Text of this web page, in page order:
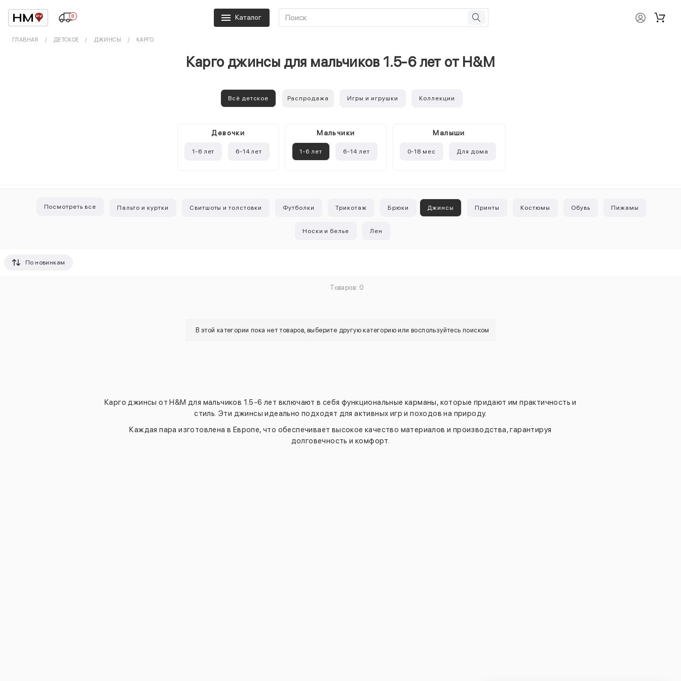
8 Каталог
ГЛАВНАЯ ДЕТСКОЕ ДЖИНСЫ КАРГО
Карго джинсы для мальчиков 1.5-6 лет от H&M
Всё детское Распродажа Игры и игрушки Коллекции
Девочки
1-6 лет 6-14 лет
Mальчики
1-6 лет 6-14 лет
Малыши
0-18 мес Для дома
Посмотреть все Пальто и куртки Свитшоты и толстовки Футболки Трикотаж Брюки Джинсы Принты Костюмы Обувь Пижамы
Носки и белье Лен
По новинкам
Товаров: 0
В этой категории пока нет товаров, выберите другую категорию или воспользуйтесь поиском
Карго джинсы от H&M для мальчиков 1.5-6 лет включают в себя функциональные карманы, которые придают им практичность и
стиль. Эти джинсы идеально подходят для активных игр и походов на природу.
Каждая пара изготовлена в Европе, что обеспечивает высокое качество материалов и производства, гарантируя
долговечность и комфорт.